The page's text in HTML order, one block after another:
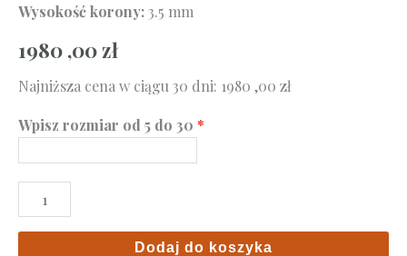
Wysokość korony:3.5 mm
1980 ,00 zł
Najniższa cena w ciągu 30 dni: 1980 ,00 zł
Wpisz rozmiar od 5 do 30
ilość
Pierścionek
Dodaj do koszyka